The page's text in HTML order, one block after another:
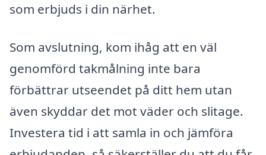
som erbjuds i din närhet.
Som avslutning, kom ihåg att en väl
genomförd takmålning inte bara
förbättrar utseendet på ditt hem utan
även skyddar det mot väder och slitage.
Investera tid i att samla in och jämföra